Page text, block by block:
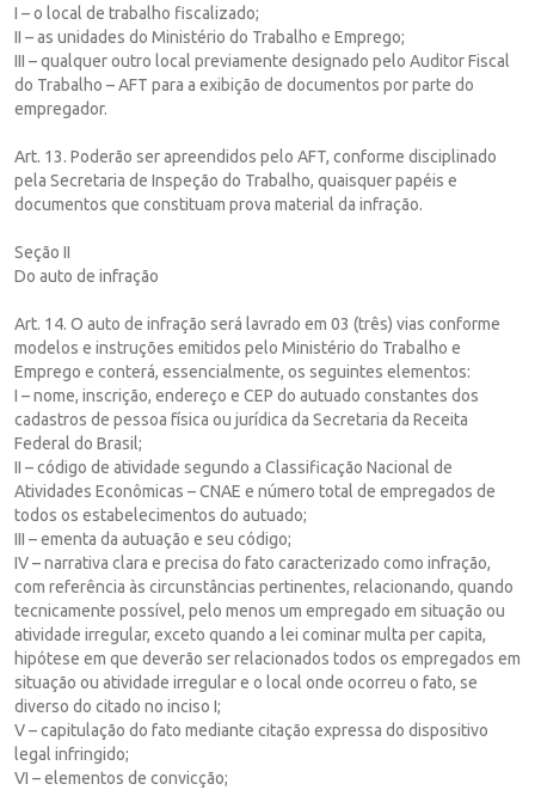
I – o local de trabalho fiscalizado;
II – as unidades do Ministério do Trabalho e Emprego;
III – qualquer outro local previamente designado pelo Auditor Fiscal
do Trabalho – AFT para a exibição de documentos por parte do
empregador.
Art. 13. Poderão ser apreendidos pelo AFT, conforme disciplinado
pela Secretaria de Inspeção do Trabalho, quaisquer papéis e
documentos que constituam prova material da infração.
Seção II
Do auto de infração
Art. 14. O auto de infração será lavrado em 03 (três) vias conforme
modelos e instruções emitidos pelo Ministério do Trabalho e
Emprego e conterá, essencialmente, os seguintes elementos:
I – nome, inscrição, endereço e CEP do autuado constantes dos
cadastros de pessoa física ou jurídica da Secretaria da Receita
Federal do Brasil;
II – código de atividade segundo a Classificação Nacional de
Atividades Econômicas – CNAE e número total de empregados de
todos os estabelecimentos do autuado;
III – ementa da autuação e seu código;
IV – narrativa clara e precisa do fato caracterizado como infração,
com referência às circunstâncias pertinentes, relacionando, quando
tecnicamente possível, pelo menos um empregado em situação ou
atividade irregular, exceto quando a lei cominar multa per capita,
hipótese em que deverão ser relacionados todos os empregados em
situação ou atividade irregular e o local onde ocorreu o fato, se
diverso do citado no inciso I;
V – capitulação do fato mediante citação expressa do dispositivo
legal infringido;
VI – elementos de convicção;